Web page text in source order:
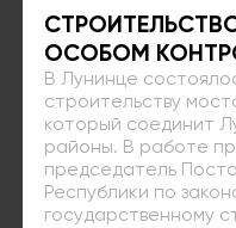
ОСОБОМ
В Лунинце
строительству
который соединит
районы. В работе
председатель
Республики по
государственному